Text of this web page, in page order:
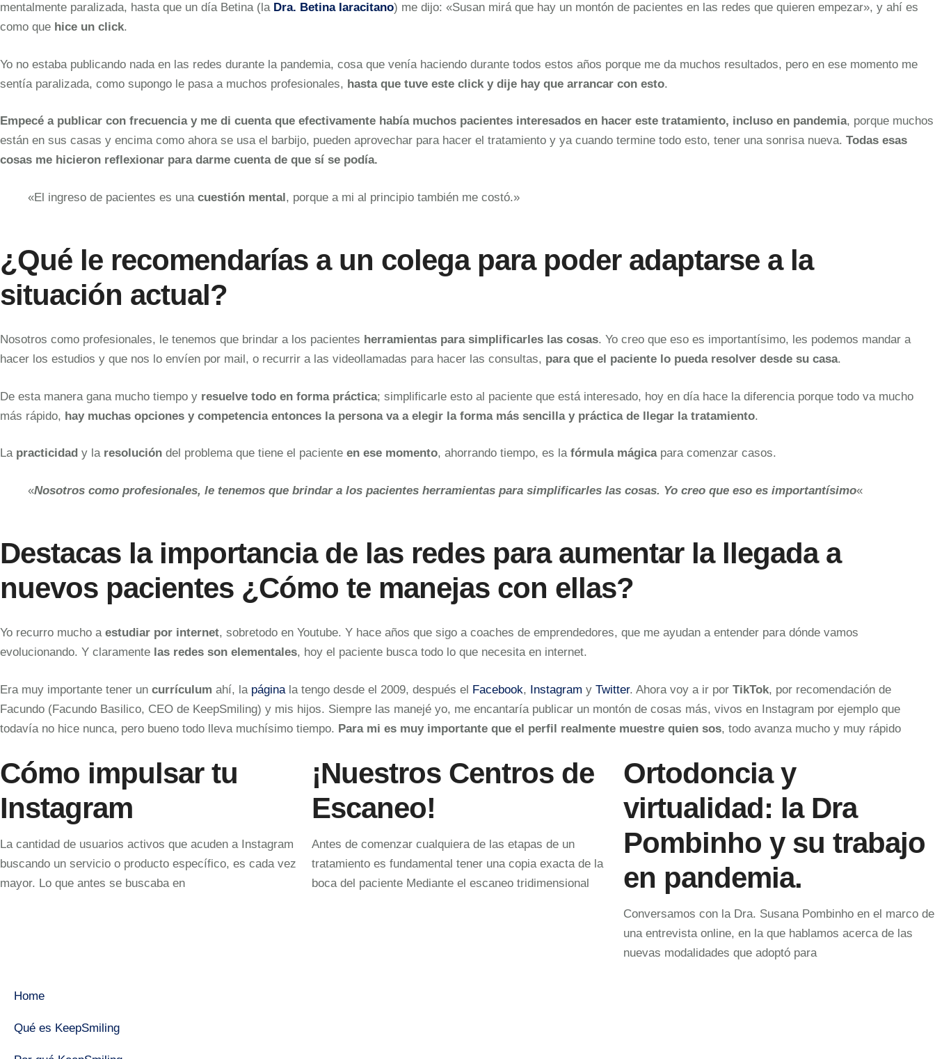
mentalmente paralizada, hasta que un día Betina (la Dra. Betina Iaracitano) me dijo: «Susan mirá que hay un montón de pacientes en las redes que quieren empezar», y ahí es
como que hice un click.
Yo no estaba publicando nada en las redes durante la pandemia, cosa que venía haciendo durante todos estos años porque me da muchos resultados, pero en ese momento me
sentía paralizada, como supongo le pasa a muchos profesionales, hasta que tuve este click y dije hay que arrancar con esto.
Empecé a publicar con frecuencia y me di cuenta que efectivamente había muchos pacientes interesados en hacer este tratamiento, incluso en pandemia, porque muchos
están en sus casas y encima como ahora se usa el barbijo, pueden aprovechar para hacer el tratamiento y ya cuando termine todo esto, tener una sonrisa nueva. Todas esas
cosas me hicieron reflexionar para darme cuenta de que sí se podía.
«El ingreso de pacientes es una cuestión mental, porque a mi al principio también me costó.»
¿Qué le recomendarías a un colega para poder adaptarse a la
situación actual?
Nosotros como profesionales, le tenemos que brindar a los pacientes herramientas para simplificarles las cosas. Yo creo que eso es importantísimo, les podemos mandar a
hacer los estudios y que nos lo envíen por mail, o recurrir a las videollamadas para hacer las consultas, para que el paciente lo pueda resolver desde su casa.
De esta manera gana mucho tiempo y resuelve todo en forma práctica; simplificarle esto al paciente que está interesado, hoy en día hace la diferencia porque todo va mucho
más rápido, hay muchas opciones y competencia entonces la persona va a elegir la forma más sencilla y práctica de llegar la tratamiento.
La practicidad y la resolución del problema que tiene el paciente en ese momento, ahorrando tiempo, es la fórmula mágica para comenzar casos.
«Nosotros como profesionales, le tenemos que brindar a los pacientes herramientas para simplificarles las cosas. Yo creo que eso es importantísimo«
Destacas la importancia de las redes para aumentar la llegada a
nuevos pacientes ¿Cómo te manejas con ellas?
Yo recurro mucho a estudiar por internet, sobretodo en Youtube. Y hace años que sigo a coaches de emprendedores, que me ayudan a entender para dónde vamos
evolucionando. Y claramente las redes son elementales, hoy el paciente busca todo lo que necesita en internet.
Era muy importante tener un currículum ahí, la página la tengo desde el 2009, después el Facebook, Instagram y Twitter. Ahora voy a ir por TikTok, por recomendación de
Facundo (Facundo Basilico, CEO de KeepSmiling) y mis hijos. Siempre las manejé yo, me encantaría publicar un montón de cosas más, vivos en Instagram por ejemplo que
todavía no hice nunca, pero bueno todo lleva muchísimo tiempo. Para mi es muy importante que el perfil realmente muestre quien sos, todo avanza mucho y muy rápido
Cómo impulsar tu
Instagram
La cantidad de usuarios activos que acuden a Instagram
buscando un servicio o producto específico, es cada vez
mayor. Lo que antes se buscaba en
¡Nuestros Centros de
Escaneo!
Antes de comenzar cualquiera de las etapas de un
tratamiento es fundamental tener una copia exacta de la
boca del paciente⁣⁣ Mediante el escaneo tridimensional
Ortodoncia y
virtualidad: la Dra
Pombinho y su trabajo
en pandemia.
Conversamos con la Dra. Susana Pombinho en el marco de
una entrevista online, en la que hablamos acerca de las
nuevas modalidades que adoptó para
Home
Qué es KeepSmiling